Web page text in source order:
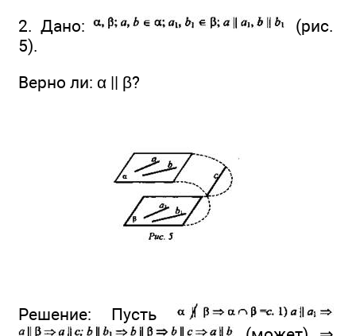
2. Дано:
(рис.
5).
Верно ли: α || β?
Решение: Пусть